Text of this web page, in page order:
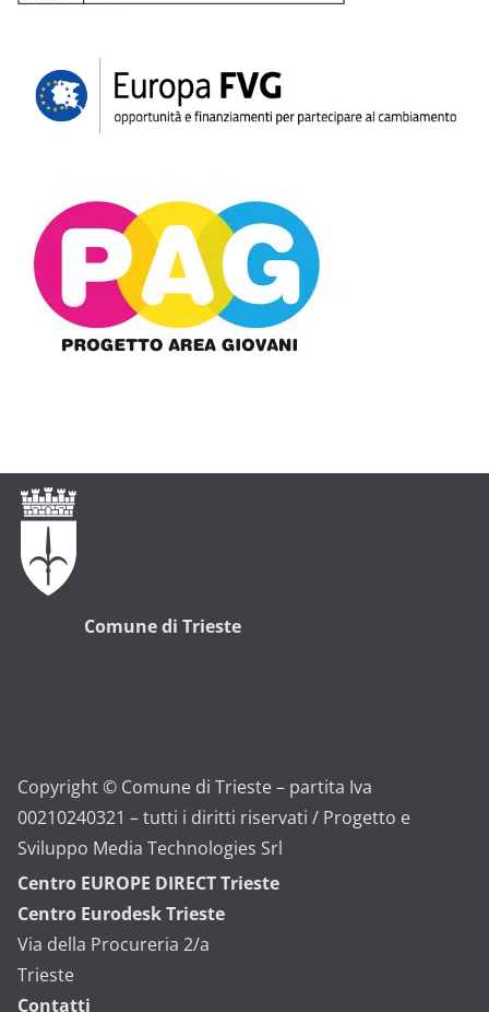
Comune di Trieste
Copyright © Comune di Trieste – partita Iva
00210240321 – tutti i diritti riservati / Progetto e
Sviluppo Media Technologies Srl
Centro EUROPE DIRECT Trieste
Centro Eurodesk Trieste
Via della Procureria 2/a
Trieste
Contatti